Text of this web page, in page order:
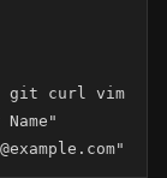
git curl vim